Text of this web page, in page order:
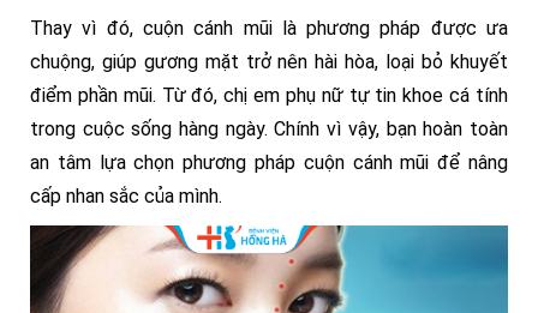
Thay vì đó, cuộn cánh mũi là phương pháp được ưa
chuộng, giúp gương mặt trở nên hài hòa, loại bỏ khuyết
điểm phần mũi. Từ đó, chị em phụ nữ tự tin khoe cá tính
trong cuộc sống hàng ngày. Chính vì vậy, bạn hoàn toàn
an tâm lựa chọn phương pháp cuộn cánh mũi để nâng
cấp nhan sắc của mình.